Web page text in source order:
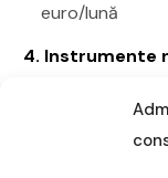
euro/lună
4. Instrumente
Softuri de
date) – între